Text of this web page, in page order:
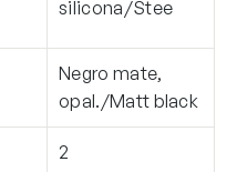
silicona/Stee
Negro mate,
opal./Matt black
2